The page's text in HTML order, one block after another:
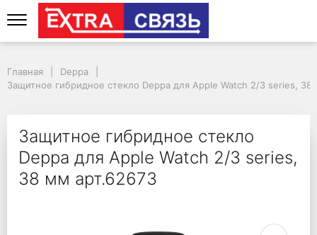
Защитное
Главная
Deppa
Защитное гибридное стекло Deppa для Apple Watch 2/3 series, 38
Защитное гибридное стекло
Deppa для Apple Watch 2/3 series,
38 мм арт.62673